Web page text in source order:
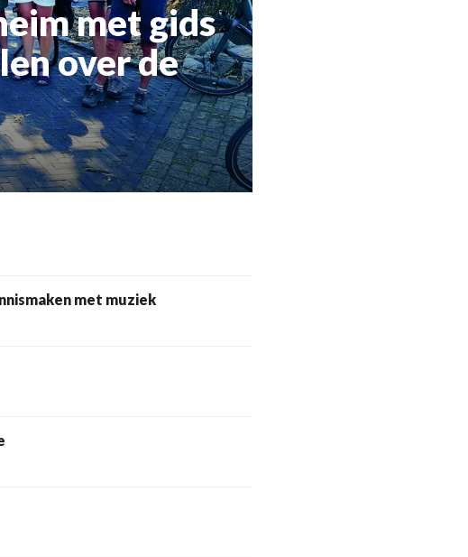
met gids
over de
laat jonge kinderen spelenderwijs kennismaken met muziek